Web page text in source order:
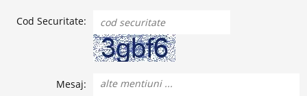
Cod Securitate:
Mesaj: